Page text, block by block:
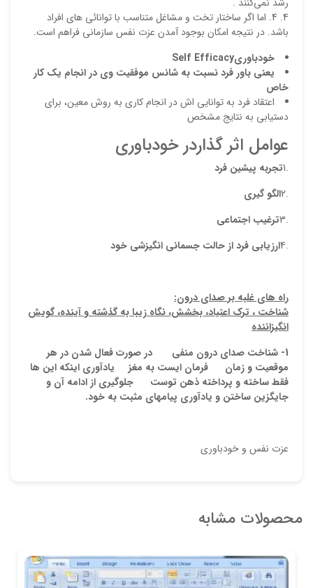
4. اما اگر ساختار تخت و مشاغل متناسب با توانائي هاي افراد
باشد. در نتيجه امکان بوجود آمدن عزت نفس سازمانی فراهم است.
خودباوریSelf Efficacy
يعني باور فرد نسبت به شانس موفقيت وي در انجام يك كار
خاص
اعتقاد فرد به توانایی اش در انجام کاری به روش معین، برای
دستیابی به نتایج مشخص
عوامل اثر گذاردر خودباوری
.1 تجربه پیشین فرد
.2 الگو گیری
.3 ترغیب اجتماعی
.4 ارزیابی فرد از حالت جسمانی انگیزشی خود
راه های غلبه بر صدای درون:
شناخت ، ترک اعتیاد، بخشش، نگاه زیبا به گذشته و آینده، گویش
انگیزاننده
1- شناخت صدای درون منفی در صورت فعال شدن در هر
موقعیت و زمان فرمان ایست به مغز یادآوری اینکه این ها
فقط ساخته و پرداخته ذهن توست جلوگیری از ادامه آن و
جایگزین ساختن و یادآوری پیامهای مثبت به خود.
عزت نفس و خودباوری
محصولات مشابه